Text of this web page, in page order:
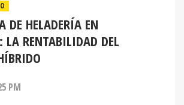
DE HELADERÍA EN
LA RENTABILIDAD DEL
PM